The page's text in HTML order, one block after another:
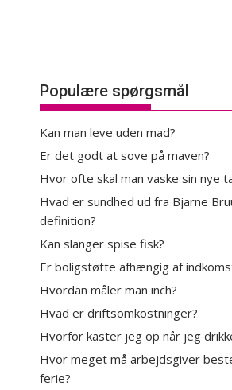
Populære spørgsmål
Kan man leve uden mad?
Er det godt at sove på maven?
Hvor ofte skal man vaske sin nye
Hvad er sundhed ud fra Bjarne
definition?
Kan slanger spise fisk?
Er boligstøtte afhængig af
Hvordan måler man inch?
Hvad er driftsomkostninger?
Hvorfor kaster jeg op når jeg
Hvor meget må arbejdsgiver
ferie?